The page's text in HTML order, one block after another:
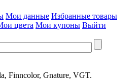
Мои данные Избранные товары
цвета Мои купоны Выйти
Finncolor, Gnature, VGT.